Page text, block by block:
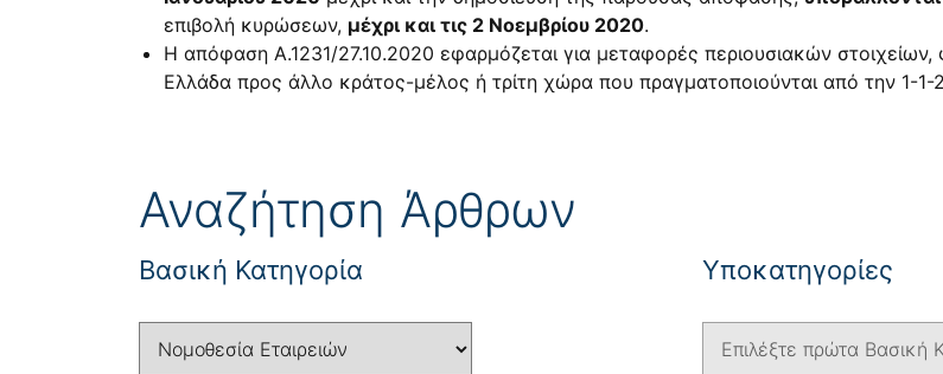
επιβολή κυρώσεων, μέχρι και τις 2 Νοεμβρίου 2020.
Η απόφαση Α.1231/27.10.2020 εφαρμόζεται για μεταφορές περιουσιακών
Ελλάδα προς άλλο κράτος-μέλος ή τρίτη χώρα που πραγματοποιούνται από την 1-1-
Αναζήτηση Άρθρων
Βασική Κατηγορία Yποκατηγορίες